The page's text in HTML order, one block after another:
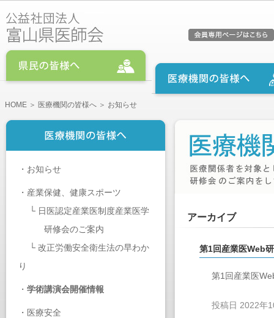
HOME ＞ 医療機関の皆様へ ＞ お知らせ
・ お知らせ
・ 産業保健、健康スポーツ
└ 日医認定産業医制度産業医学
研修会のご案内
└ 改正労働安全衛生法の早わか
り
・ 学術講演会開催情報
・ 医療安全
アーカイブ
第1回産業医Web
第1回産業医
投稿日 2022年